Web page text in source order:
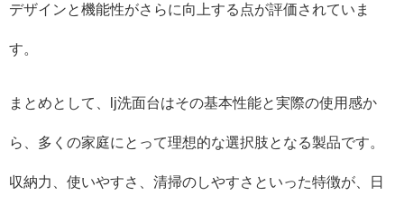
デザインと機能性がさらに向上する点が評価されていま
す。
まとめとして、lj洗面台はその基本性能と実際の使用感か
ら、多くの家庭にとって理想的な選択肢となる製品です。
収納力、使いやすさ、清掃のしやすさといった特徴が、日